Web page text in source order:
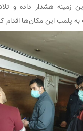
زمینه هشدار داده و
پلمب این مکان‌ها اقدام